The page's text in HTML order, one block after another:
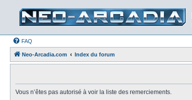
FAQ
Neo-Arcadia.com Index du forum
Vous n’êtes pas autorisé à voir la liste des remerciements.